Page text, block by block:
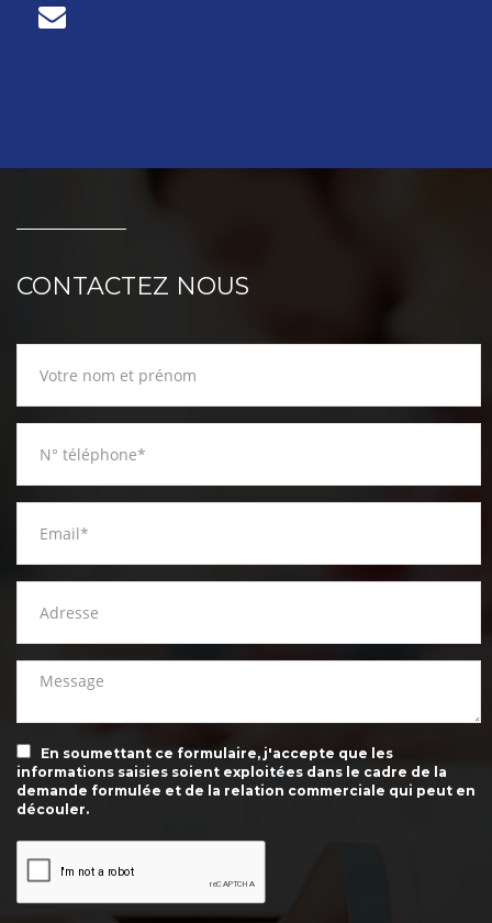
CONTACTEZ NOUS
En soumettant ce formulaire, j'accepte que les
informations saisies soient exploitées dans le cadre de la
demande formulée et de la relation commerciale qui peut en
découler.